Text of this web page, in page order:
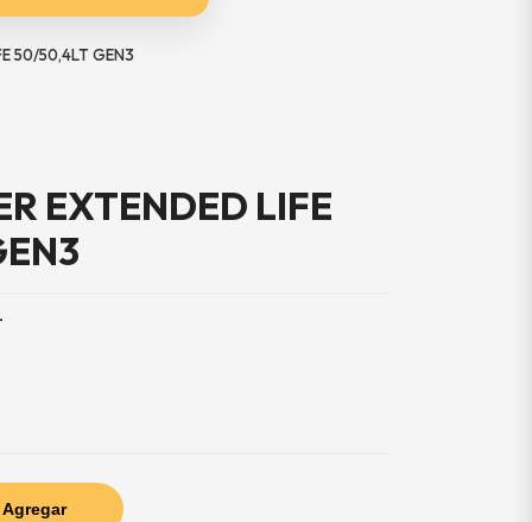
50/50,4LT GEN3
EXTENDED LIFE
Agregar